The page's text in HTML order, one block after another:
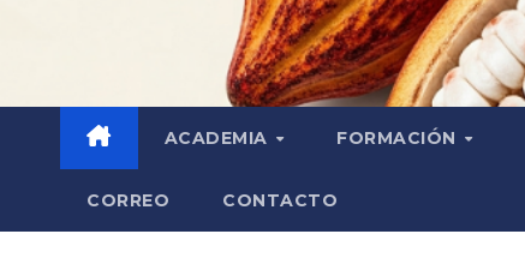
ACADEMIA FORMACIÓN
CORREO CONTACTO